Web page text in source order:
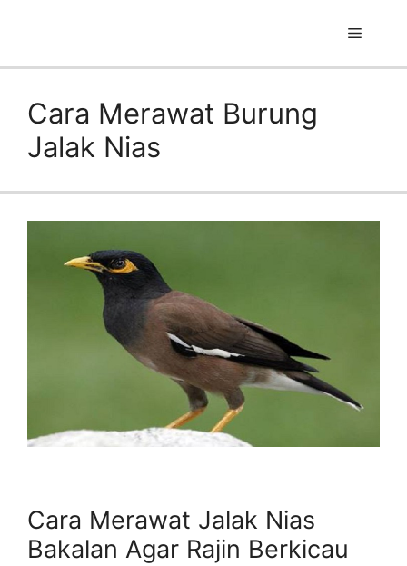
Menu
Cara Merawat Burung
Jalak Nias
Cara Merawat Jalak Nias
Bakalan Agar Rajin Berkicau